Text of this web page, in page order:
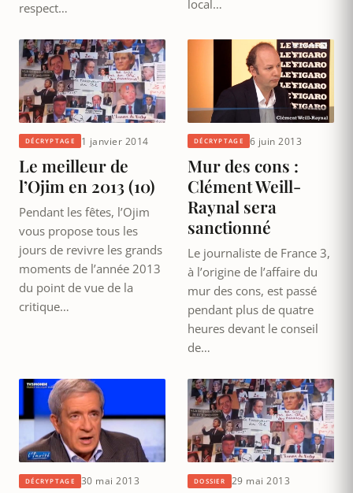
respect…
local…
DÉCRYPTAGE 1 janvier 2014
Le meilleur de
l’Ojim en 2013 (10)
Pendant les fêtes, l’Ojim
vous propose tous les
jours de revivre les grands
moments de l’année 2013
du point de vue de la
critique…
DÉCRYPTAGE 6 juin 2013
Mur des cons :
Clément Weill-
Raynal sera
sanctionné
Le journaliste de France 3,
à l’origine de l’affaire du
mur des cons, est passé
pendant plus de quatre
heures devant le conseil
de…
DÉCRYPTAGE 30 mai 2013 DOSSIER 29 mai 2013